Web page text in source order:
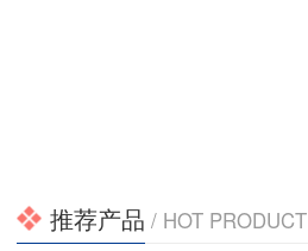
推荐产品 / HOT PRODUCT